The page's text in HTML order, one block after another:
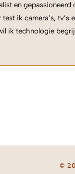
en
ik camera’s,
ik technologie
©